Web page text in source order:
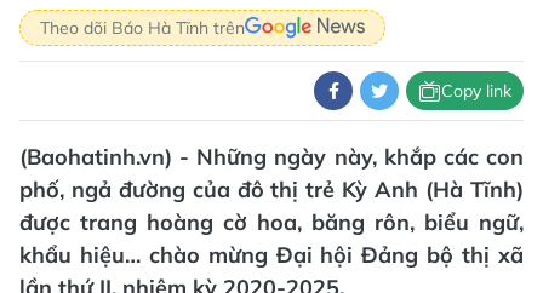
Theo dõi Báo Hà Tĩnh trên
Copy link
(Baohatinh.vn) - Những ngày này, khắp các con
phố, ngả đường của đô thị trẻ Kỳ Anh (Hà Tĩnh)
được trang hoàng cờ hoa, băng rôn, biểu ngữ,
khẩu hiệu… chào mừng Đại hội Đảng bộ thị xã